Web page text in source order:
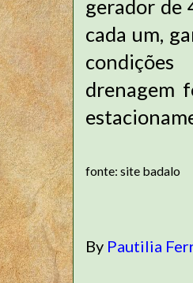
gerador de
cada um,
drenagem
fonte: site badalo
By Pautilia